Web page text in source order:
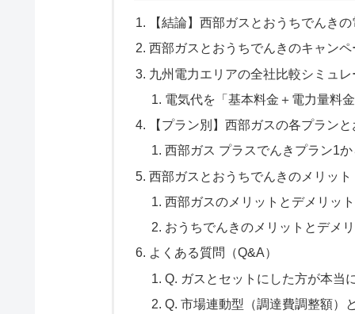
【結論】西部ガスとおうちでんき
西部ガスとおうちでんきのキャン
九州電力エリアの全社比較シミュ
電気代を「基本料金＋電力量料
【プラン別】西部ガスの各プラン
西部ガス プラスでんきプラン1
西部ガスとおうちでんきのメリッ
西部ガスのメリットとデメリット
おうちでんきのメリットとデメ
よくある質問（Q&A）
Q. ガスとセットにした方が本当
Q. 市場連動型（調達費調整額）